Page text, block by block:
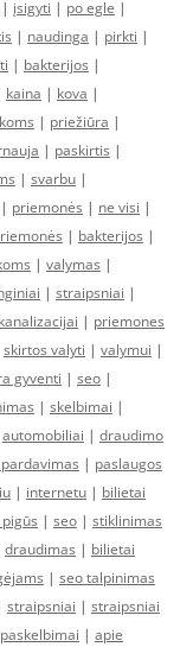
| įsigyti | po egle |
| naudinga | pirkti |
| bakterijos |
kaina | kova |
| priežiūra |
| paskirtis |
| svarbu |
| priemonės | ne visi |
| bakterijos |
| valymas |
| straipsniai |
| priemones
skirtos valyti | valymui |
gyventi | seo |
| skelbimai |
automobiliai | draudimo
| paslaugos
| internetu | bilietai
| seo | stiklinimas
draudimas | bilietai
| seo talpinimas
straipsniai | straipsniai
paskelbimai | apie